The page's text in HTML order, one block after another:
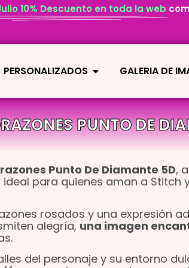
10% Descuento en toda la web
PERSONALIZADOS GALERIA DE
PUNTO DE
Punto De Diamante 5D,
para quienes aman a Stitch
rosados y una expresión
alegría, una imagen
del personaje y su entorno